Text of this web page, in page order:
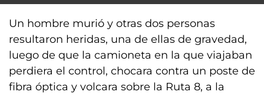
Un hombre murió y otras dos personas
resultaron heridas, una de ellas de gravedad,
luego de que la camioneta en la que viajaban
perdiera el control, chocara contra un poste de
fibra óptica y volcara sobre la Ruta 8, a la